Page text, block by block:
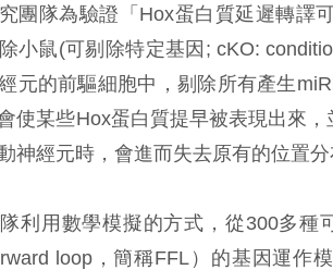
團隊為驗證「Hox蛋白質延遲轉譯
小鼠(可剔除特定基因; cKO:
元的前驅細胞中，剔除所有產生
使某些Hox蛋白質提早被表現出來
神經元時，會進而失去原有的位置
用數學模擬的方式，從300多種
loop，簡稱FFL）的基因運